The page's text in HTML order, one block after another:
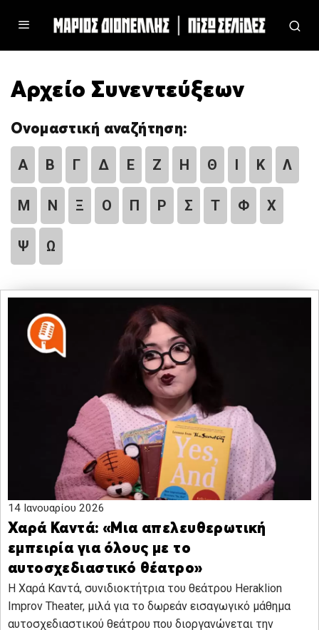
Αρχείο Συνεντεύξεων
Ονομαστική αναζήτηση:
Α Β Γ Δ Ε Ζ Η Θ Ι Κ Λ
Μ Ν Ξ Ο Π Ρ Σ Τ Φ Χ
Ψ Ω
14 Ιανουαρίου 2026
Χαρά Καντά: «Μια απελευθερωτική
εμπειρία για όλους με το
αυτοσχεδιαστικό θέατρο»
Η Χαρά Καντά, συνιδιοκτήτρια του θεάτρου Heraklion
Improv Theater, μιλά για το δωρεάν εισαγωγικό μάθημα
αυτοσχεδιαστικού θεάτρου που διοργανώνεται την